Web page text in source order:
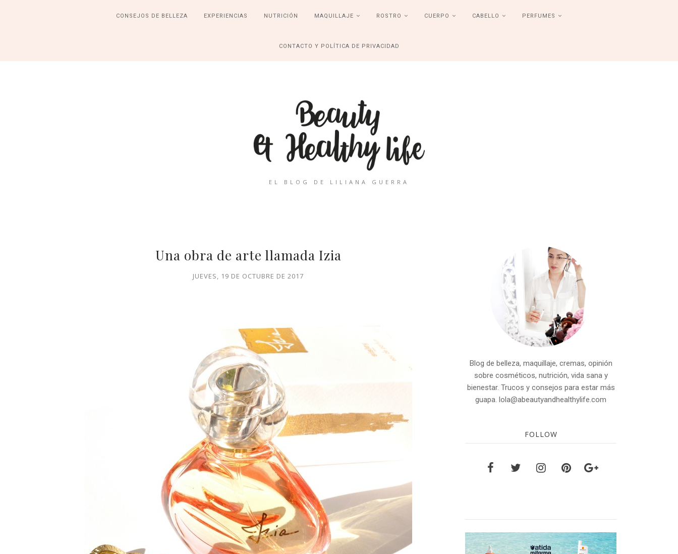
CONSEJOS DE BELLEZA EXPERIENCIAS NUTRICIÓN MAQUILLAJE ROSTRO CUERPO CABELLO PERFUMES
CONTACTO Y POLÍTICA DE PRIVACIDAD
EL BLOG DE LILIANA GUERRA
Una obra de arte llamada Izia
JUEVES, 19 DE OCTUBRE DE 2017
Blog de belleza, maquillaje, cremas, opinión
sobre cosméticos, nutrición, vida sana y
bienestar. Trucos y consejos para estar más
guapa. lola@abeautyandhealthylife.com
FOLLOW